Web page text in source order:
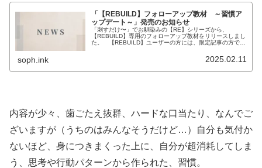
「【REBUILD】フォローアップ教材 ～習慣ア
ップデート～」発売のお知らせ
「刺すだけ〜」でお馴染みの【RE】シリーズから、
【REBUILD】専用のフォローアップ教材をリリースしまし
た。 【REBUILD】ユーザーの方には、限定記事の方で去
soph.ink 2025.02.11
内容が少々、歯ごたえ抜群、ハードな口当たり、なんでご
ざいますが（うちのはみんなそうだけど…）自分も気付か
ないほど、身につきまくった上に、自分が超消耗してしま
う、思考や行動パターンから作られた、習慣。